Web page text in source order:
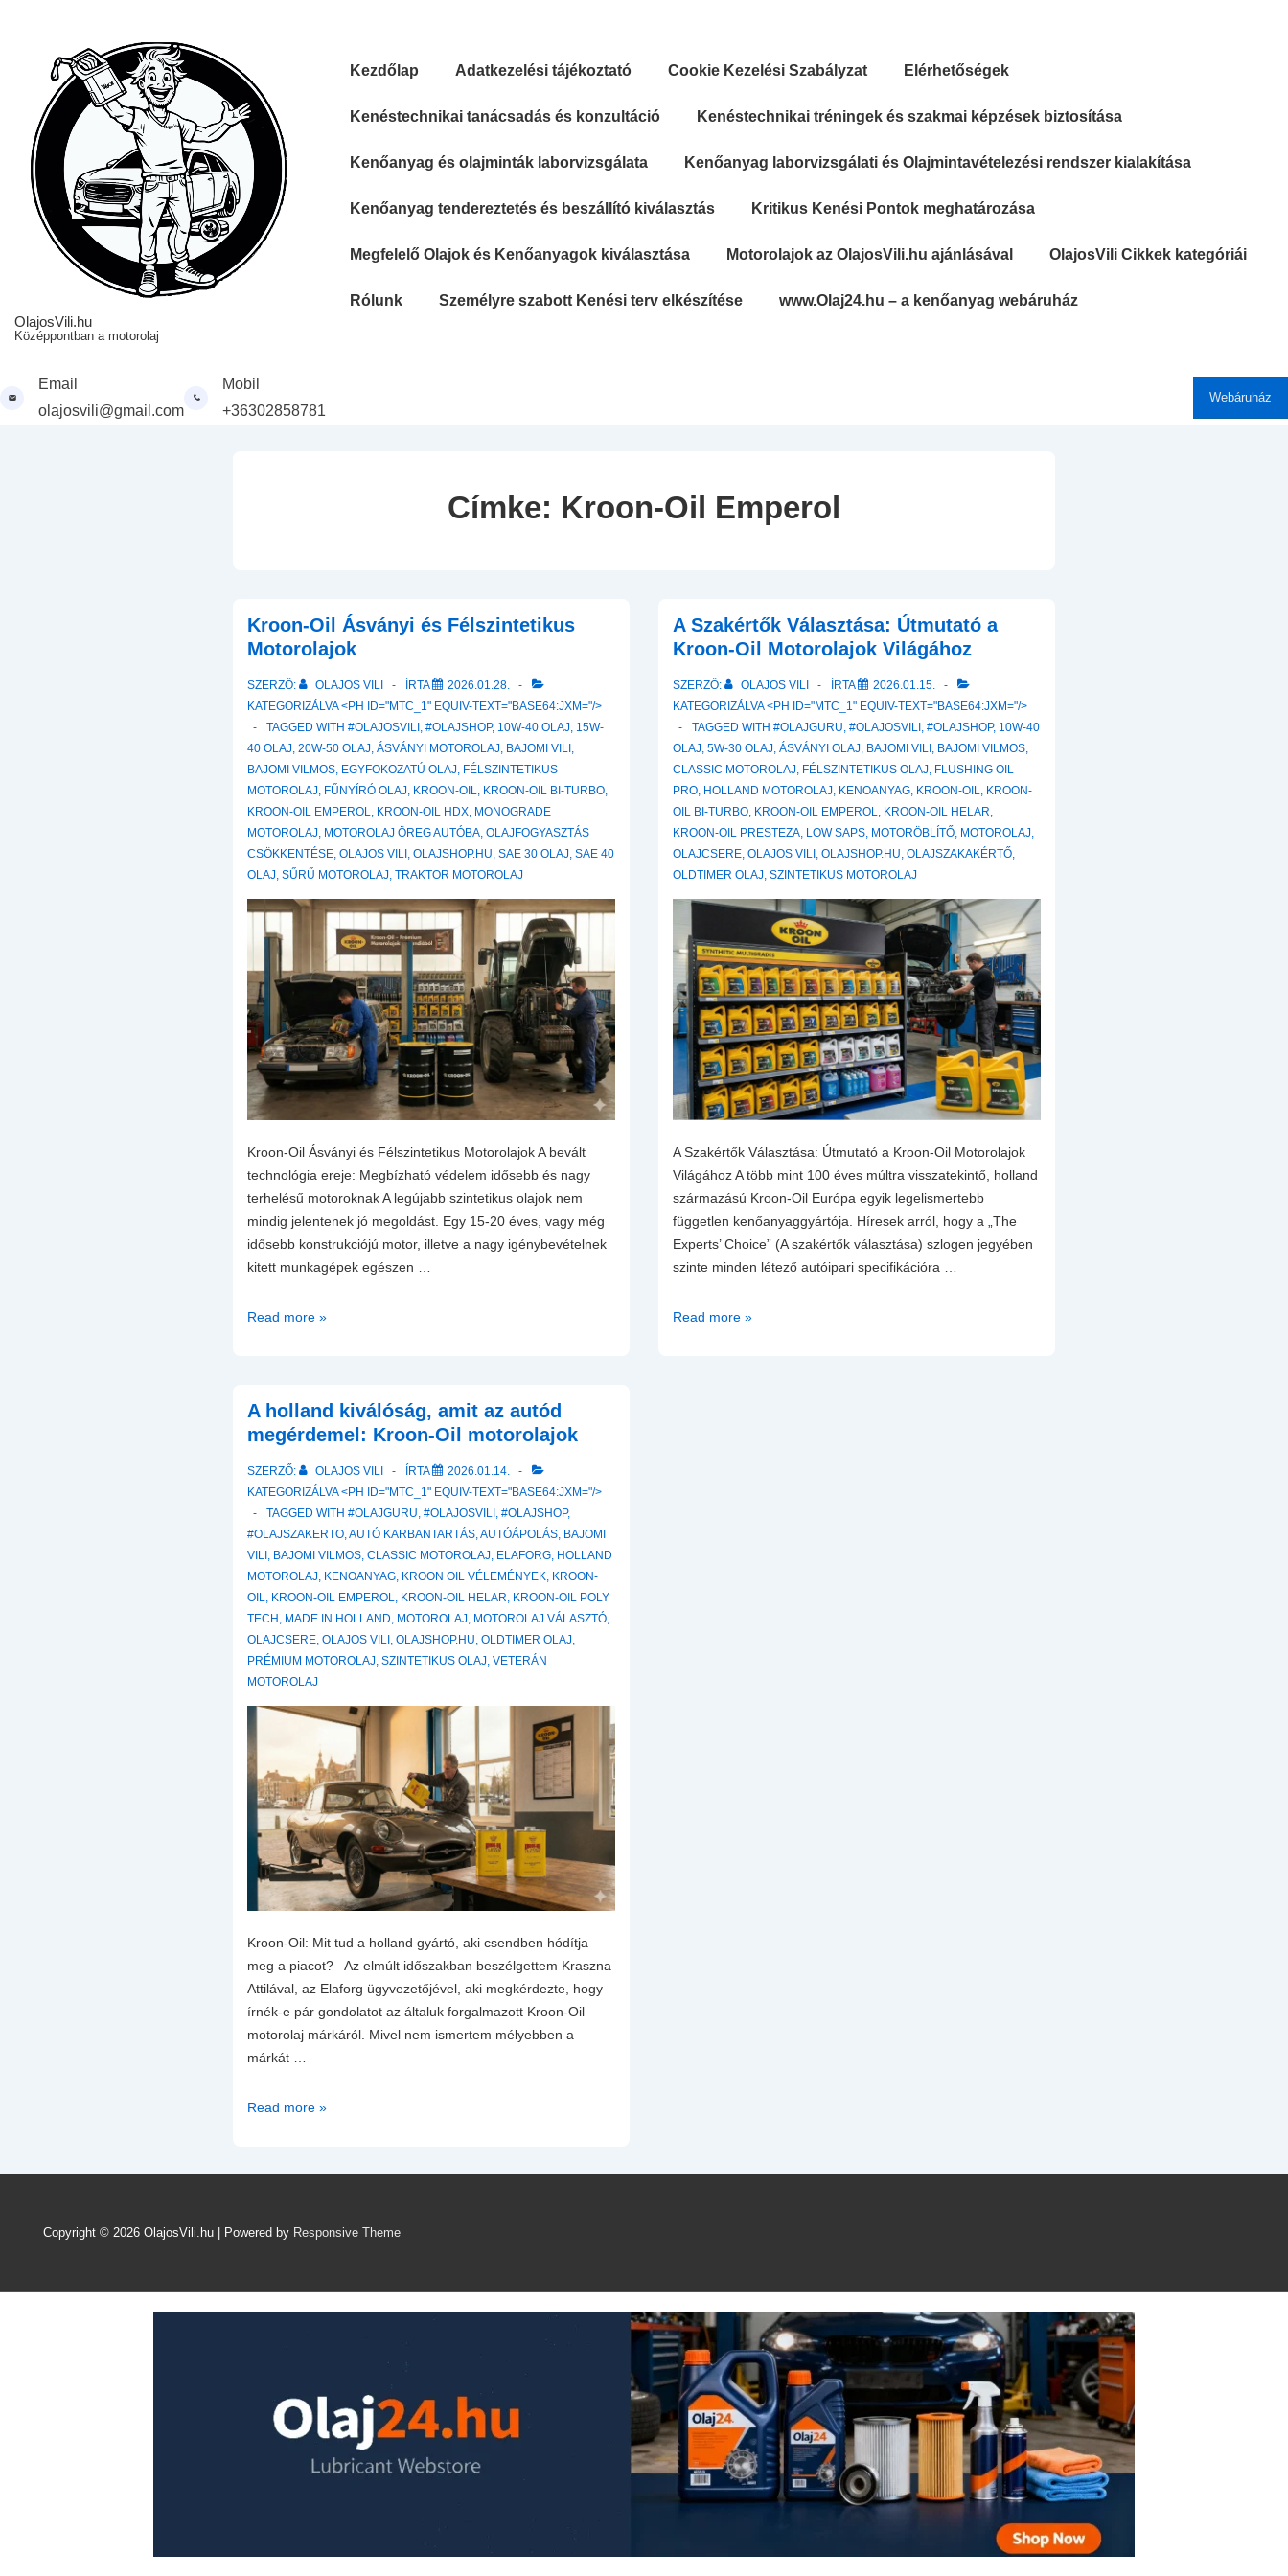
OlajosVili.hu
Középpontban a motorolaj
Kezdőlap Adatkezelési tájékoztató Cookie Kezelési Szabályzat Elérhetőségek
Kenéstechnikai tanácsadás és konzultáció Kenéstechnikai tréningek és szakmai képzések biztosítása
Kenőanyag és olajminták laborvizsgálata Kenőanyag laborvizsgálati és Olajmintavételezési rendszer kialakítása
Kenőanyag tendereztetés és beszállító kiválasztás Kritikus Kenési Pontok meghatározása
Megfelelő Olajok és Kenőanyagok kiválasztása Motorolajok az OlajosVili.hu ajánlásával OlajosVili Cikkek kategóriái
Rólunk Személyre szabott Kenési terv elkészítése www.Olaj24.hu – a kenőanyag webáruház
Email
olajosvili@gmail.com
Mobil
+36302858781
Webáruház
Címke: Kroon-Oil Emperol
Kroon-Oil Ásványi és Félszintetikus
Motorolajok
SZERZŐ: OLAJOS VILI ÍRTA
2026.01.28.
KATEGORIZÁLVA <PH ID="MTC_1" EQUIV-TEXT="BASE64:JXM="/>
TAGGED WITH#OLAJOSVILI ,#OLAJSHOP, 10W-40 OLAJ, 15W-
40 OLAJ,20W-50 OLAJ,ÁSVÁNYI MOTOROLAJ, BAJOMI VILI ,
BAJOMI VILMOS, EGYFOKOZATÚ OLAJ, FÉLSZINTETIKUS
MOTOROLAJ, FŰNYÍRÓ OLAJ, KROON-OIL, KROON-OIL BI-TURBO,
KROON-OIL EMPEROL, KROON-OIL HDX, MONOGRADE
MOTOROLAJ, MOTOROLAJ ÖREG AUTÓBA,OLAJFOGYASZTÁS
CSÖKKENTÉSE,OLAJOS VILI ,OLAJSHOP.HU,SAE 30 OLAJ,SAE 40
OLAJ,SŰRŰ MOTOROLAJ,TRAKTOR MOTOROLAJ
Kroon-Oil Ásványi és Félszintetikus Motorolajok A bevált
technológia ereje: Megbízható védelem idősebb és nagy
terhelésű motoroknak A legújabb szintetikus olajok nem
mindig jelentenek jó megoldást. Egy 15-20 éves, vagy még
idősebb konstrukciójú motor, illetve a nagy igénybevételnek
kitett munkagépek egészen …
Kroon-
Félszintetikus
Motorolajok
Read more »
A Szakértők Választása: Útmutató a
Kroon-Oil Motorolajok Világához
SZERZŐ: OLAJOS VILI ÍRTA
2026.01.15.
KATEGORIZÁLVA <PH ID="MTC_1" EQUIV-TEXT="BASE64:JXM="/>
TAGGED WITH #OLAJGURU, #OLAJOSVILI , #OLAJSHOP, 10W-40
OLAJ, 5W-30 OLAJ, ÁSVÁNYI OLAJ, BAJOMI VILI , BAJOMI VILMOS,
CLASSIC MOTOROLAJ, FÉLSZINTETIKUS OLAJ, FLUSHING OIL
PRO, HOLLAND MOTOROLAJ, KENOANYAG, KROON-OIL, KROON-
OIL BI-TURBO, KROON-OIL EMPEROL, KROON-OIL HELAR,
KROON-OIL PRESTEZA, LOW SAPS, MOTORÖBLÍTŐ, MOTOROLAJ,
OLAJCSERE, OLAJOS VILI , OLAJSHOP.HU, OLAJSZAKAKÉRTŐ,
OLDTIMER OLAJ, SZINTETIKUS MOTOROLAJ
A Szakértők Választása: Útmutató a Kroon-Oil Motorolajok
Világához A több mint 100 éves múltra visszatekintő, holland
származású Kroon-Oil Európa egyik legelismertebb
független kenőanyaggyártója. Híresek arról, hogy a „The
Experts’ Choice” (A szakértők választása) szlogen jegyében
szinte minden létező autóipari specifikációra …
A
Read more »
A holland kiválóság, amit az autód
megérdemel: Kroon-Oil motorolajok
SZERZŐ: OLAJOS VILI ÍRTA
2026.01.14.
KATEGORIZÁLVA <PH ID="MTC_1" EQUIV-TEXT="BASE64:JXM="/>
TAGGED WITH#OLAJGURU,#OLAJOSVILI ,#OLAJSHOP,
#OLAJSZAKERTO,AUTÓ KARBANTARTÁS,AUTÓÁPOLÁS, BAJOMI
VILI , BAJOMI VILMOS,CLASSIC MOTOROLAJ, ELAFORG, HOLLAND
MOTOROLAJ, KENOANYAG, KROON OIL VÉLEMÉNYEK, KROON-
OIL, KROON-OIL EMPEROL, KROON-OIL HELAR, KROON-OIL POLY
TECH , MADE IN HOLLAND, MOTOROLAJ, MOTOROLAJ VÁLASZTÓ,
OLAJCSERE,OLAJOS VILI ,OLAJSHOP.HU,OLDTIMER OLAJ,
PRÉMIUM MOTOROLAJ,SZINTETIKUS OLAJ,VETERÁN
MOTOROLAJ
Kroon-Oil: Mit tud a holland gyártó, aki csendben hódítja
meg a piacot? Az elmúlt időszakban beszélgettem Kraszna
Attilával, az Elaforg ügyvezetőjével, aki megkérdezte, hogy
írnék-e pár gondolatot az általuk forgalmazott Kroon-Oil
motorolaj márkáról. Mivel nem ismertem mélyebben a
márkát …
A
amit
megérdemel:
Oil
motorolajok
Read more »
Copyright © 2026 OlajosVili.hu | Powered by Responsive Theme